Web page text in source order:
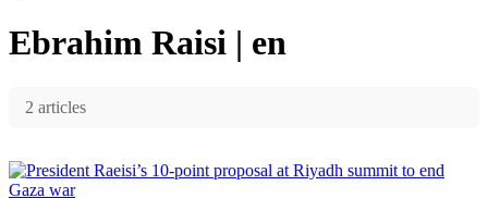
Ebrahim Raisi | en
2 articles